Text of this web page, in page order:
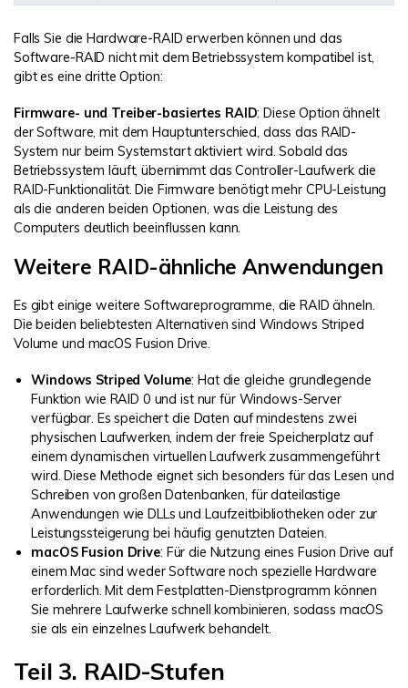
Falls Sie die Hardware-RAID erwerben können und das
Software-RAID nicht mit dem Betriebssystem kompatibel ist,
gibt es eine dritte Option:
Firmware- und Treiber-basiertes RAID: Diese Option ähnelt
der Software, mit dem Hauptunterschied, dass das RAID-
System nur beim Systemstart aktiviert wird. Sobald das
Betriebssystem läuft, übernimmt das Controller-Laufwerk die
RAID-Funktionalität. Die Firmware benötigt mehr CPU-Leistung
als die anderen beiden Optionen, was die Leistung des
Computers deutlich beeinflussen kann.
Weitere RAID-ähnliche Anwendungen
Es gibt einige weitere Softwareprogramme, die RAID ähneln.
Die beiden beliebtesten Alternativen sind Windows Striped
Volume und macOS Fusion Drive.
Windows Striped Volume: Hat die gleiche grundlegende
Funktion wie RAID 0 und ist nur für Windows-Server
verfügbar. Es speichert die Daten auf mindestens zwei
physischen Laufwerken, indem der freie Speicherplatz auf
einem dynamischen virtuellen Laufwerk zusammengeführt
wird. Diese Methode eignet sich besonders für das Lesen und
Schreiben von großen Datenbanken, für dateilastige
Anwendungen wie DLLs und Laufzeitbibliotheken oder zur
Leistungssteigerung bei häufig genutzten Dateien.
macOS Fusion Drive: Für die Nutzung eines Fusion Drive auf
einem Mac sind weder Software noch spezielle Hardware
erforderlich. Mit dem Festplatten-Dienstprogramm können
Sie mehrere Laufwerke schnell kombinieren, sodass macOS
sie als ein einzelnes Laufwerk behandelt.
Teil 3. RAID-Stufen